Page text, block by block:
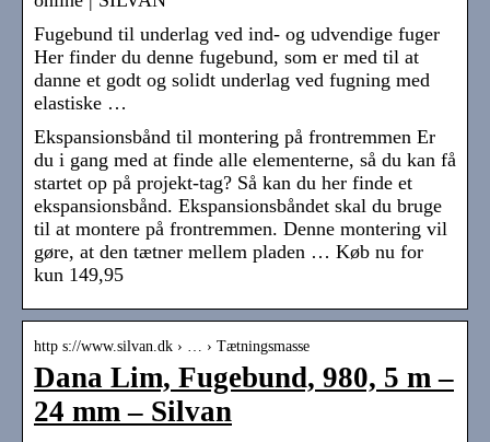
Fugebund til underlag ved ind- og udvendige fuger
Her finder du denne fugebund, som er med til at
danne et godt og solidt underlag ved fugning med
elastiske …
Ekspansionsbånd til montering på frontremmen Er
du i gang med at finde alle elementerne, så du kan få
startet op på projekt-tag? Så kan du her finde et
ekspansionsbånd. Ekspansionsbåndet skal du bruge
til at montere på frontremmen. Denne montering vil
gøre, at den tætner mellem pladen … Køb nu for
kun 149,95
http s://www.silvan.dk › … › Tætningsmasse
Dana Lim, Fugebund, 980, 5 m –
24 mm – Silvan